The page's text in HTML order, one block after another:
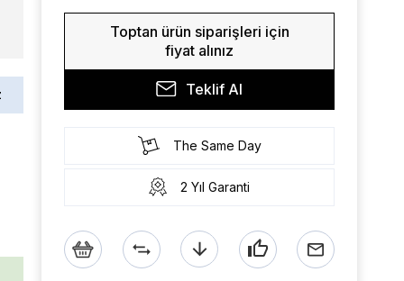
Toptan ürün siparişleri için
fiyat alınız
Teklif Al
The Same Day
2 Yıl Garanti